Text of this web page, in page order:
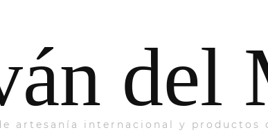
del
artesanía internacional y productos